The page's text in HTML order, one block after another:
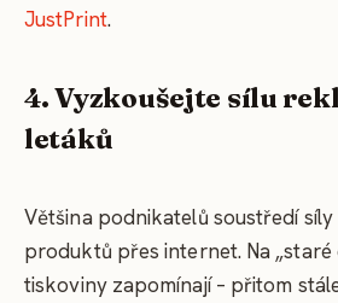
JustPrint.
4. Vyzkoušejte sílu
letáků
Většina podnikatelů soustředí
produktů přes internet. Na
tiskoviny zapomínají – přitom